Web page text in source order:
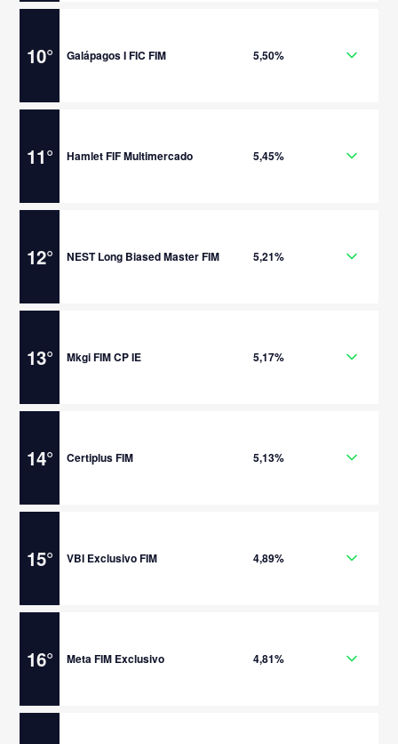
10° Galápagos I FIC FIM 5,50%
11° Hamlet FIF Multimercado 5,45%
12° NEST Long Biased Master FIM 5,21%
13° Mkgi FIM CP IE 5,17%
14° Certiplus FIM 5,13%
15° VBI Exclusivo FIM 4,89%
16° Meta FIM Exclusivo 4,81%